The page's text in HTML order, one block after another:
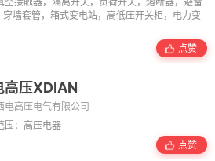
墙套管，箱式变电站，高低压开关柜，电力变
点赞
高压XDIAN
电高压电气有限公司
围：高压电器
点赞